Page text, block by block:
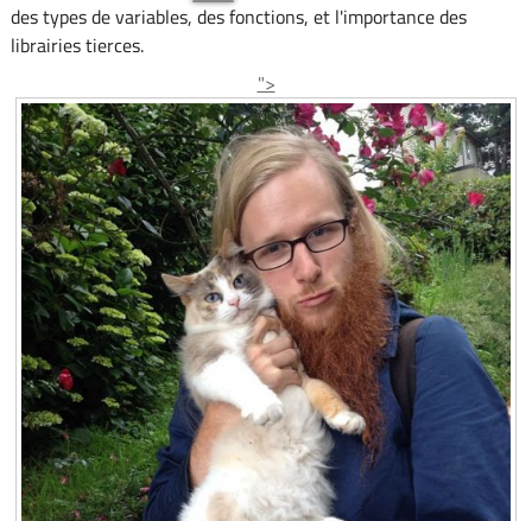
des types de variables, des fonctions, et l'importance des
librairies tierces.
">